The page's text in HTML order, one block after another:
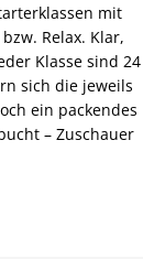
mit
Relax. Klar,
Klasse sind 24
sich die jeweils
ein packendes
– Zuschauer